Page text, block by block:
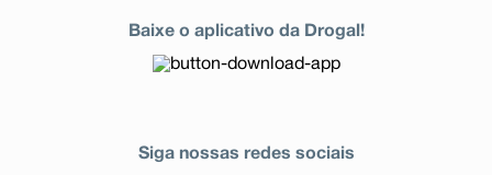
Baixe o aplicativo da Drogal!
Siga nossas redes sociais